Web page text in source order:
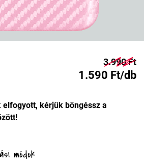
3.990 Ft
1.590 Ft/db
kérjük böngéssz a
módok